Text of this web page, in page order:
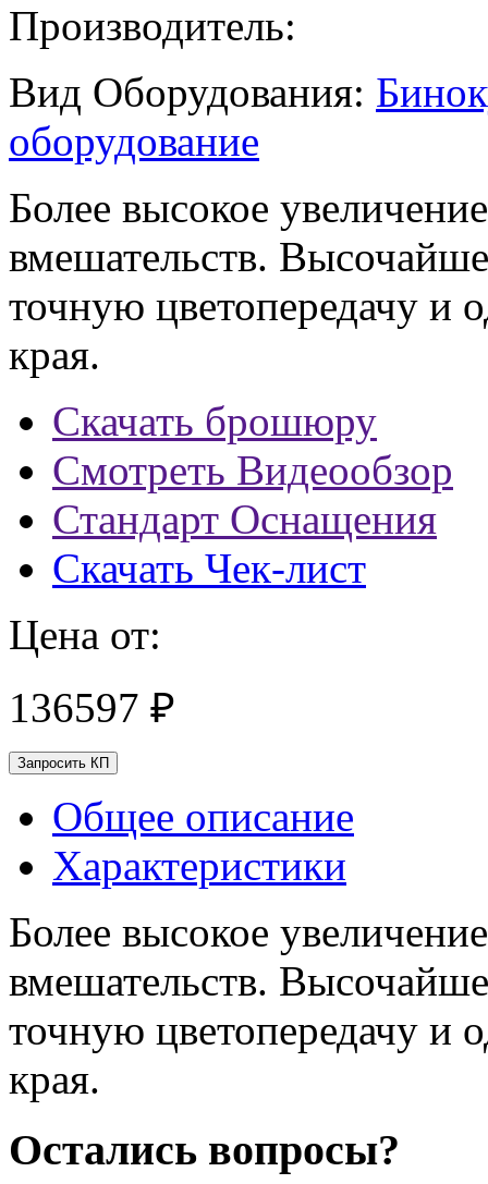
Производитель:
Вид Оборудования:
оборудование
Более высокое
вмешательств.
точную цветопередачу и
края.
Скачать брошюру
Смотреть Видеообзор
Стандарт Оснащения
Скачать Чек-лист
Цена от:
136597 ₽
Запросить КП
Общее описание
Характеристики
Более высокое
вмешательств.
точную цветопередачу и
края.
Остались вопросы?